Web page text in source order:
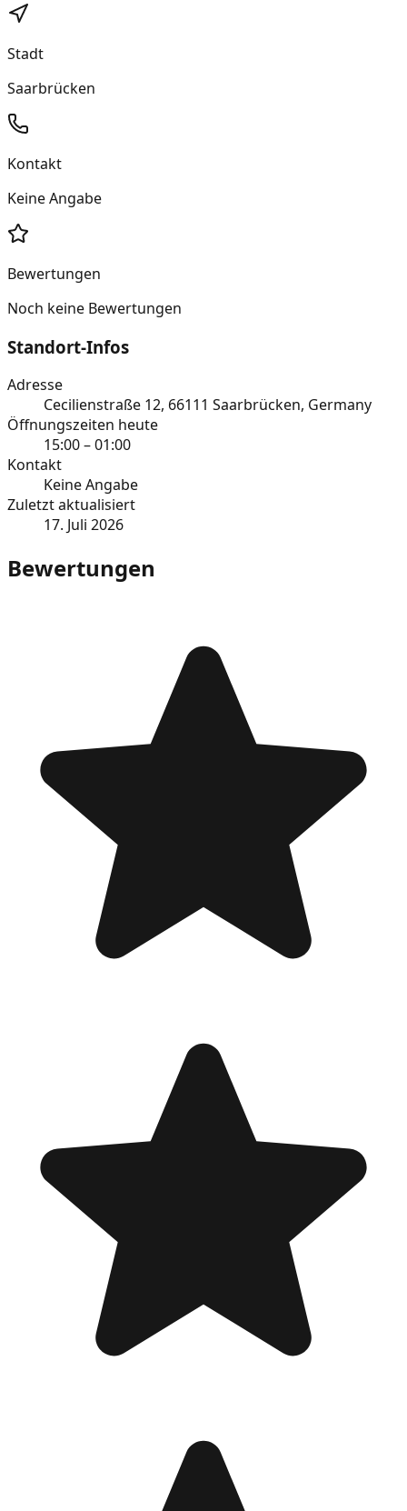
Stadt
Saarbrücken
Kontakt
Keine Angabe
Bewertungen
Noch keine Bewertungen
Standort-Infos
Adresse
Cecilienstraße 12, 66111 Saarbrücken, Germany
Öffnungszeiten heute
15:00 – 01:00
Kontakt
Keine Angabe
Zuletzt aktualisiert
17. Juli 2026
Bewertungen